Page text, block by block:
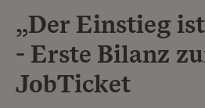
„Der Einstieg
- Erste Bilanz
JobTicket